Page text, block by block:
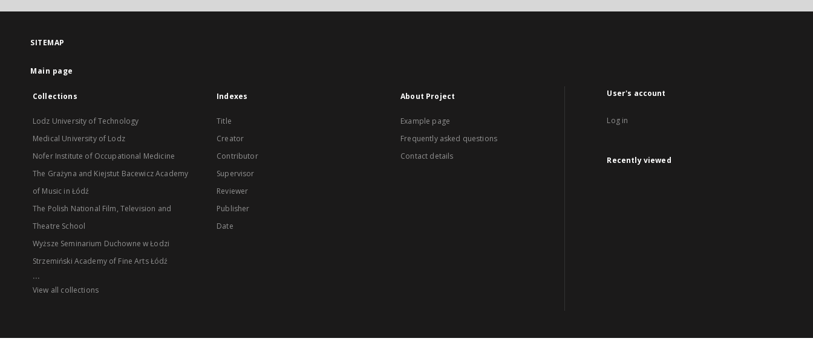
SITEMAP
Main page
Collections
Lodz University of Technology
Medical University of Lodz
Nofer Institute of Occupational Medicine
The Grażyna and Kiejstut Bacewicz Academy
of Music in Łódź
The Polish National Film, Television and
Theatre School
Wyższe Seminarium Duchowne w Łodzi
Strzemiński Academy of Fine Arts Łódź
...
View all collections
Indexes
Title
Creator
Contributor
Supervisor
Reviewer
Publisher
Date
About Project
Example page
Frequently asked questions
Contact details
User's account
Log in
Recently viewed